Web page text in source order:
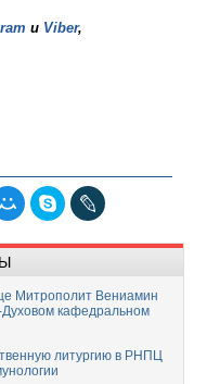
и Viber,
Митрополит Вениамин
кафедральном
литургию в РНПЦ